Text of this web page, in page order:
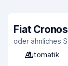
Fiat Cronos
oder ähnliches
Automatik